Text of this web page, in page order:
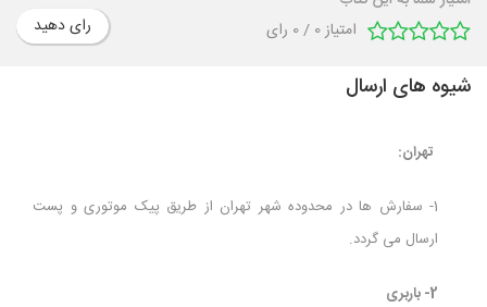
امتیاز0
/
0 رای رای دهید
شیوه های ارسال
تهران:
1- سفارش ها در محدوده شهر تهران از طریق پیک موتوری و پست
ارسال می گردد.
2- باربری